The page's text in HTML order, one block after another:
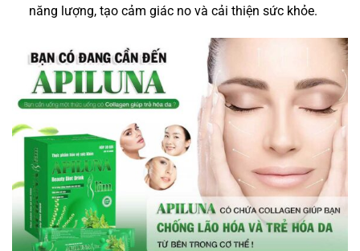
năng lượng, tạo cảm giác no và cải thiện sức khỏe.